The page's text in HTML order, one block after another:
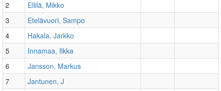
2
Ellilä, Mikko
3
Etelävuori, Sampo
4
Hakala, Jarkko
5
Innamaa, Ilkka
6
Jansson, Markus
7
Jantunen, J